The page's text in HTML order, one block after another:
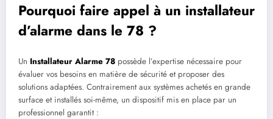
Pourquoi faire appel à un installateur
d’alarme dans le 78 ?
Un Installateur Alarme 78 possède l’expertise nécessaire pour
évaluer vos besoins en matière de sécurité et proposer des
solutions adaptées. Contrairement aux systèmes achetés en grande
surface et installés soi-même, un dispositif mis en place par un
professionnel garantit :